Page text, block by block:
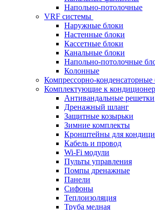
Напольно-потолочные
VRF системы
Наружные блоки
Настенные блоки
Кассетные блоки
Канальные блоки
Напольно-потолочные
Колонные
Компрессорно-конденсаторные
Комплектующие к
Антивандальные решетки
Дренажный шланг
Защитные козырьки
Зимние комплекты
Кронштейны для
Кабель и провод
Wi-Fi модули
Пульты управления
Помпы дренажные
Панели
Сифоны
Теплоизоляция
Труба медная